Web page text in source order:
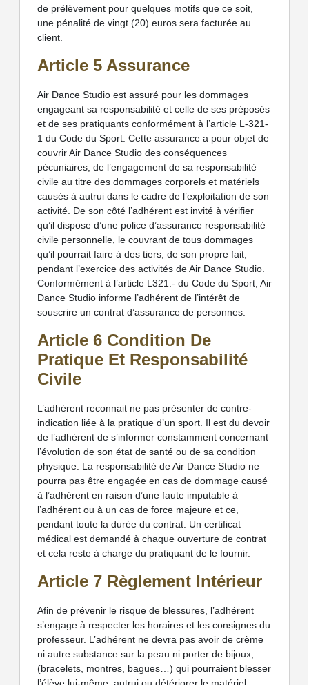
de prélèvement pour quelques motifs que ce soit,
une pénalité de vingt (20) euros sera facturée au
client.
Article 5 Assurance
Air Dance Studio est assuré pour les dommages
engageant sa responsabilité et celle de ses préposés
et de ses pratiquants conformément à l’article L-321-
1 du Code du Sport. Cette assurance a pour objet de
couvrir Air Dance Studio des conséquences
pécuniaires, de l’engagement de sa responsabilité
civile au titre des dommages corporels et matériels
causés à autrui dans le cadre de l’exploitation de son
activité. De son côté l’adhérent est invité à vérifier
qu’il dispose d’une police d’assurance responsabilité
civile personnelle, le couvrant de tous dommages
qu’il pourrait faire à des tiers, de son propre fait,
pendant l’exercice des activités de Air Dance Studio.
Conformément à l’article L321.- du Code du Sport, Air
Dance Studio informe l’adhérent de l’intérêt de
souscrire un contrat d’assurance de personnes.
Article 6 Condition De
Pratique Et Responsabilité
Civile
L’adhérent reconnait ne pas présenter de contre-
indication liée à la pratique d’un sport. Il est du devoir
de l’adhérent de s’informer constamment concernant
l’évolution de son état de santé ou de sa condition
physique. La responsabilité de Air Dance Studio ne
pourra pas être engagée en cas de dommage causé
à l’adhérent en raison d’une faute imputable à
l’adhérent ou à un cas de force majeure et ce,
pendant toute la durée du contrat. Un certificat
médical est demandé à chaque ouverture de contrat
et cela reste à charge du pratiquant de le fournir.
Article 7 Règlement Intérieur
Afin de prévenir le risque de blessures, l’adhérent
s’engage à respecter les horaires et les consignes du
professeur. L’adhérent ne devra pas avoir de crème
ni autre substance sur la peau ni porter de bijoux,
(bracelets, montres, bagues…) qui pourraient blesser